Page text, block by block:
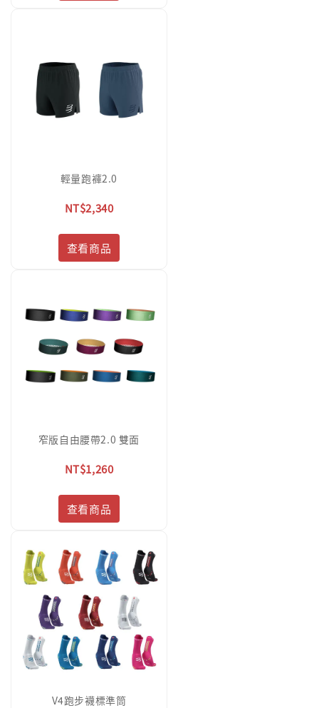
輕量跑褲2.0
NT$2,340
查看商品
窄版自由腰帶2.0 雙面
NT$1,260
查看商品
V4跑步襪標準筒